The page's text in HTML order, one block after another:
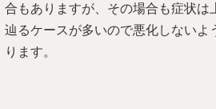
合もありますが、その場合も症状は
辿るケースが多いので悪化しないよ
ります。